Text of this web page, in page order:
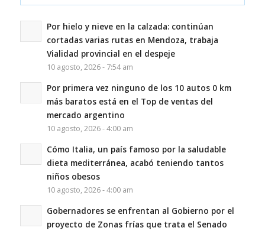
Por hielo y nieve en la calzada: continúan
cortadas varias rutas en Mendoza, trabaja
Vialidad provincial en el despeje
10 agosto, 2026 - 7:54 am
Por primera vez ninguno de los 10 autos 0 km
más baratos está en el Top de ventas del
mercado argentino
10 agosto, 2026 - 4:00 am
Cómo Italia, un país famoso por la saludable
dieta mediterránea, acabó teniendo tantos
niños obesos
10 agosto, 2026 - 4:00 am
Gobernadores se enfrentan al Gobierno por el
proyecto de Zonas frías que trata el Senado